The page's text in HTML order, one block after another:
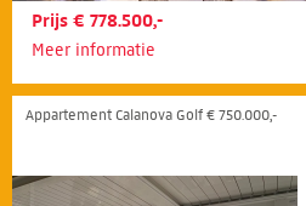
Prijs € 778.500,-
Meer informatie
Appartement Calanova Golf € 750.000,-